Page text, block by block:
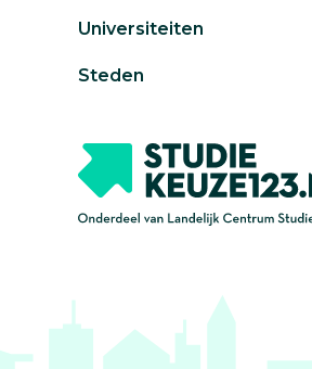
Universiteiten
Steden